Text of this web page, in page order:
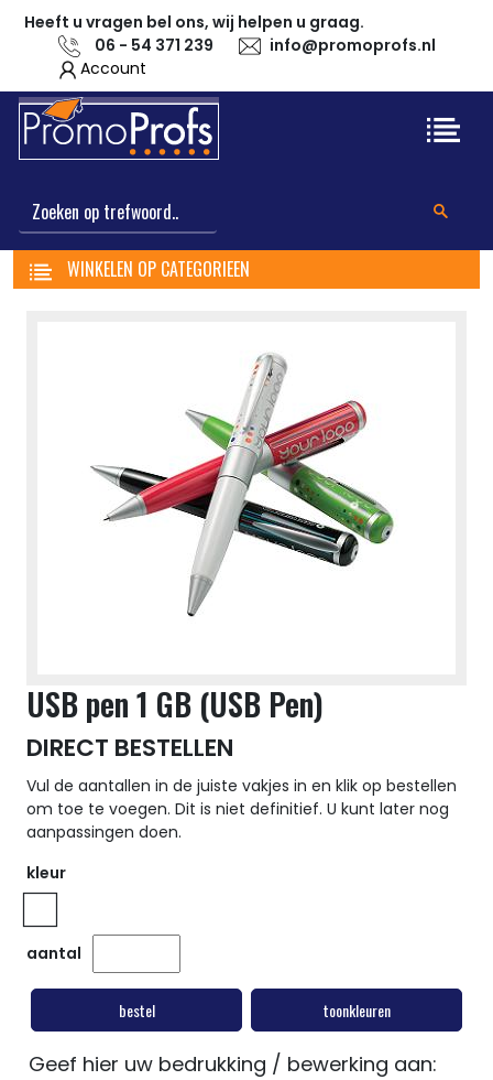
Heeft u vragen bel ons, wij helpen u graag.
06 - 54 371 239
info@promoprofs.nl
Account
WINKELEN OP CATEGORIEEN
USB pen 1 GB (USB Pen)
DIRECT BESTELLEN
Vul de aantallen in de juiste vakjes in en klik op bestellen
om toe te voegen. Dit is niet definitief. U kunt later nog
aanpassingen doen.
kleur
aantal
bestel toonkleuren
Geef hier uw bedrukking / bewerking aan: